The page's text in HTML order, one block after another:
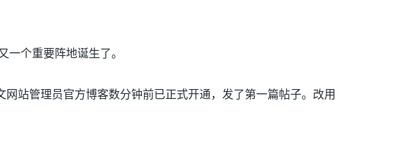
一个重要阵地诞生了。
网站管理员官方博客数分钟前已正式开通，发了第一篇帖子。改用